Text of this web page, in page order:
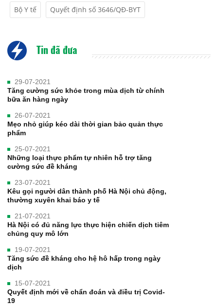
Bộ Y tế Quyết định số 3646/QĐ-BYT
Tin đã đưa
29-07-2021
Tăng cường sức khỏe trong mùa dịch từ chính
bữa ăn hàng ngày
26-07-2021
Mẹo nhỏ giúp kéo dài thời gian bảo quản thực
phẩm
25-07-2021
Những loại thực phẩm tự nhiên hỗ trợ tăng
cường sức đề kháng
23-07-2021
Kêu gọi người dân thành phố Hà Nội chủ động,
thường xuyên khai báo y tế
21-07-2021
Hà Nội có đủ năng lực thực hiện chiến dịch tiêm
chủng quy mô lớn
19-07-2021
Tăng sức đề kháng cho hệ hô hấp trong ngày
dịch
15-07-2021
Quyết định mới về chẩn đoán và điều trị Covid-
19